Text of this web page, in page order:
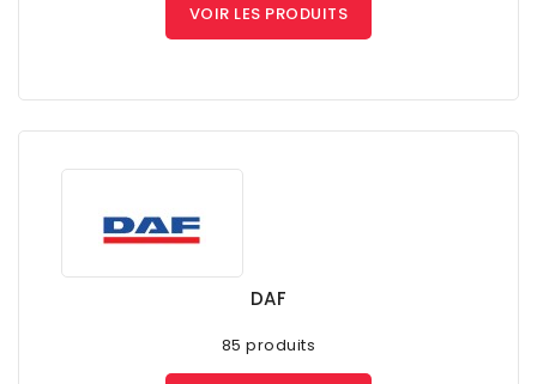
VOIR LES PRODUITS
DAF
85 produits